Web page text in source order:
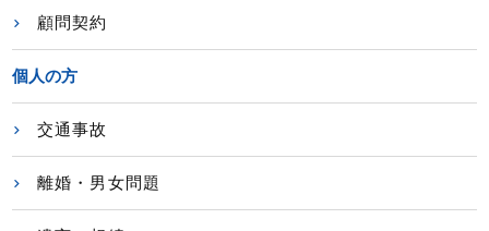
顧問契約
個人の方
交通事故
離婚・男女問題